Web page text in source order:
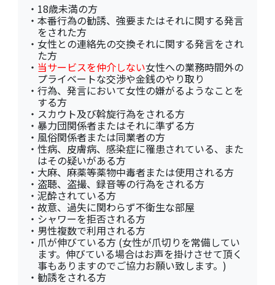
・ 18歳未満の方
・ 本番行為の勧誘、強要またはそれに関する発言
をされた方
・ 女性との連絡先の交換それに関する発言をされ
た方
・ 当サービスを仲介しない女性への業務時間外の
プライベートな交渉や金銭のやり取り
・ 行為、発言において女性の嫌がるようなことを
する方
・ スカウト及び斡旋行為をされる方
・ 暴力団関係者またはそれに準ずる方
・ 風俗関係者または同業者の方
・ 性病、皮膚病、感染症に罹患されている、また
はその疑いがある方
・ 大麻、麻薬等薬物中毒者または使用される方
・ 盗聴、盗撮、録音等の行為をされる方
・ 泥酔されている方
・ 故意、過失に関わらず不衛生な部屋
・ シャワーを拒否される方
・ 男性複数で利用される方
・ 爪が伸びている方 (女性が爪切りを常備してい
ます。伸びている場合はお声を掛けさせて頂く
事もありますのでご協力お願い致します。)
・ 勧誘をされる方